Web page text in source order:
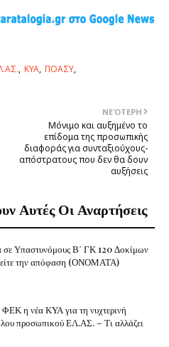
ΚΥΑ ΠΟΑΣΥ
ΝΕΌΤΕΡΗ
Μόνιμο και αυξημένο το
επίδομα της προσωπικής
διαφοράς για συνταξιούχους-
απόστρατους που δεν θα δουν
αυξήσεις
Αυτές Οι Αναρτήσεις
Υπαστυνόμους Β΄ ΓΚ 120 Δοκίμων
την απόφαση (ΟΝΟΜΑΤΑ)
η νέα ΚΥΑ για τη νυχτερινή
προσωπικού ΕΛ.ΑΣ. – Τι αλλάζει